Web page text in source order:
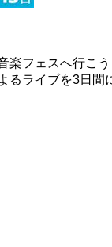
楽フェスへ行こ
るライブを3日間